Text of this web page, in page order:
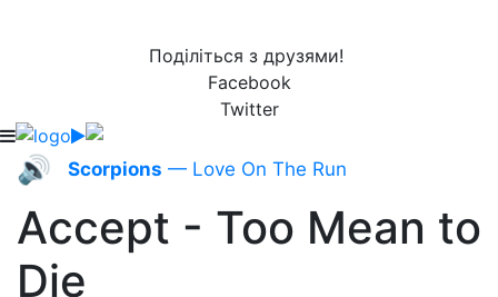
Поділіться з друзями!
Facebook
Twitter
🔊 Scorpions — Love On The Run
Accept - Too Mean to
Die